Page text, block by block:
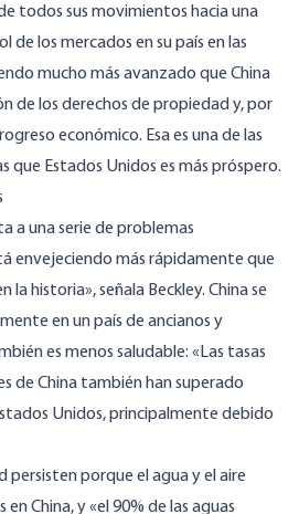
todos sus movimientos hacia una
los mercados en su país en las
mucho más avanzado que China
de los derechos de propiedad y, por
económico. Esa es una de las
que Estados Unidos es más próspero.
a una serie de problemas
envejeciendo más rápidamente que
la historia», señala Beckley. China se
en un país de ancianos y
es menos saludable: «Las tasas
de China también han superado
Unidos, principalmente debido
persisten porque el agua y el aire
China, y «el 90% de las aguas